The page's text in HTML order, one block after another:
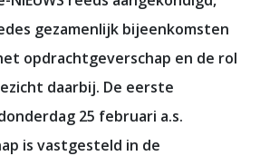
gezamenlijk bijeenkomsten
opdrachtgeverschap en de rol
daarbij. De eerste
25 februari a.s.
is vastgesteld in de